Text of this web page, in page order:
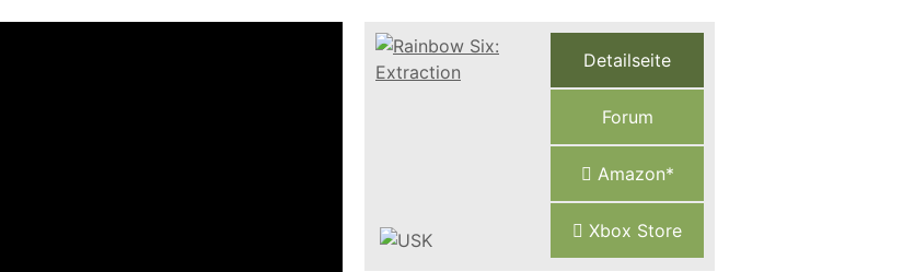
Detailseite
Forum
Amazon*
Xbox Store